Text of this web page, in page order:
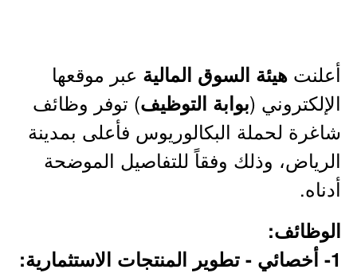
أعلنت هيئة السوق المالية عبر موقعها
الإلكتروني (بوابة التوظيف) توفر وظائف
شاغرة لحملة البكالوريوس فأعلى بمدينة
الرياض، وذلك وفقاً للتفاصيل الموضحة
أدناه.
الوظائف:
1- أخصائي - تطوير المنتجات الاستثمارية: